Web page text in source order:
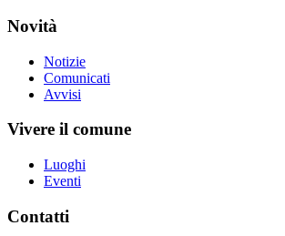
Novità
Notizie
Comunicati
Avvisi
Vivere il comune
Luoghi
Eventi
Contatti